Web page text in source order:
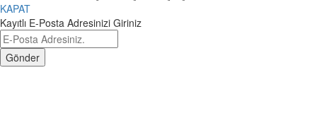
KAPAT
Kayıtlı E-Posta Adresinizi Giriniz
Gönder